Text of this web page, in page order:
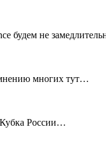
будем не
многих тут…
Кубка России…